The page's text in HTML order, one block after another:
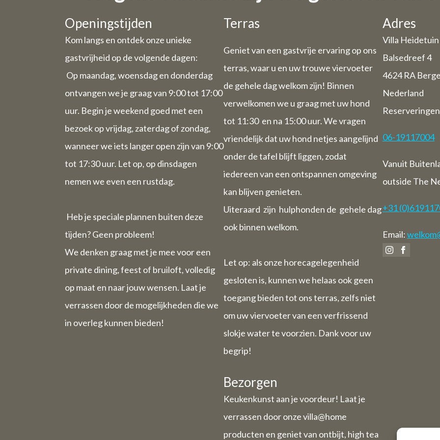
Openingstijden
Kom langs en ontdek onze unieke
gastvrijheid op de volgende dagen:
Op maandag, woensdag en donderdag
ontvangen we je graag van 9:00 tot 17:00
uur. Begin je weekend goed met een
bezoek op vrijdag, zaterdag of zondag,
wanneer we iets langer open zijn van 9:00
tot 17:30 uur. Let op, op dinsdagen
nemen we even een rustdag.
Heb je speciale plannen buiten deze
tijden? Geen probleem!
We denken graag met je mee voor een
private dining, feest of bruiloft, volledig
op maat en naar jouw wensen. Laat je
verrassen door de mogelijkheden die we
in overleg kunnen bieden!
Terras
Geniet van een gastvrije ervaring op ons
terras, waar u en uw trouwe viervoeter
de gehele dag welkom zijn! Binnen
verwelkomen we u graag met uw hond
tot 11:30 en na 15:00 uur. We vragen
vriendelijk dat uw hond netjes aangelijnd
onder de tafel blijft liggen, zodat
iedereen van een ontspannen omgeving
kan blijven genieten.
Uiteraard zijn hulphonden de gehele dag
ook binnen welkom.
Let op: als onze horecagelegenheid
gesloten is, kunnen we helaas ook geen
toegang bieden tot ons terras, zelfs niet
om uw viervoeter van een verfrissend
slokje water te voorzien. Dank voor uw
begrip!
Bezorgen
Keukenkunst aan je voordeur! Laat je
verrassen door onze villa@home
producten en geniet van ontbijt, high tea
Adres
Villa Heidetuin
Balsedreef 4
4624 RA
Nederland
06-19117004
Vanuit
outside The
+31
Email:
openingstijden/ sluitingsdagen.
Daghoreca:
Woensdag 29 en donderdag 30 juli zijn wij
horeca (u kunt dus wel kamers boeken)
Vrijdag 31 juli t/tm zondag 1 augustus staan wij dan
voor u klaar van 9 uur tot 17.30 uur.
De week van 3 Augustus tot en met 9 augustus zijn
gesloten (dus ook voor overnachtingen)
B&B:
De week van 3 Augustus tot en met 9 augustus
gesloten voor overnachtingen